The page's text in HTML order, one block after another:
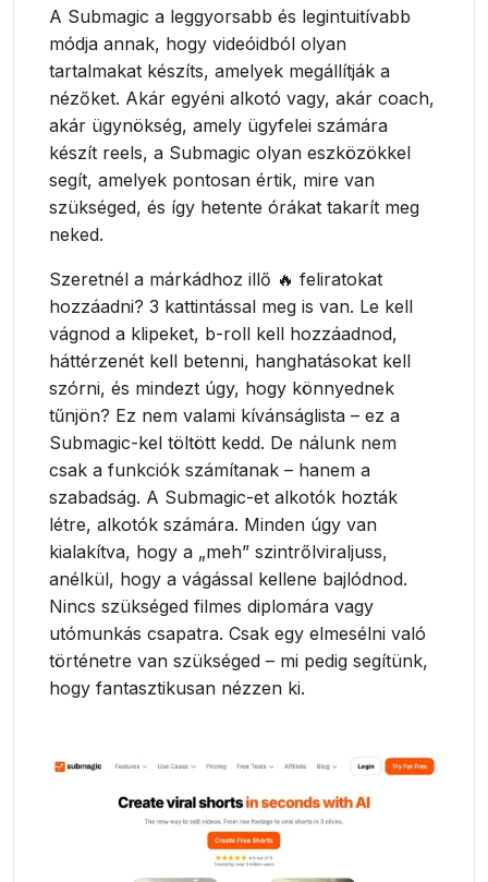
A Submagic a leggyorsabb és legintuitívabb
módja annak, hogy videóidból olyan
tartalmakat készíts, amelyek megállítják a
nézőket. Akár egyéni alkotó vagy, akár coach,
akár ügynökség, amely ügyfelei számára
készít reels, a Submagic olyan eszközökkel
segít, amelyek pontosan értik, mire van
szükséged, és így hetente órákat takarít meg
neked.
Szeretnél a márkádhoz illő 🔥 feliratokat
hozzáadni? 3 kattintással meg is van. Le kell
vágnod a klipeket, b-roll kell hozzáadnod,
háttérzenét kell betenni, hanghatásokat kell
szórni, és mindezt úgy, hogy könnyednek
tűnjön? Ez nem valami kívánságlista – ez a
Submagic-kel töltött kedd. De nálunk nem
csak a funkciók számítanak – hanem a
szabadság. A Submagic-et alkotók hozták
létre, alkotók számára. Minden úgy van
kialakítva, hogy a „meh” szintrőlviraljuss,
anélkül, hogy a vágással kellene bajlódnod.
Nincs szükséged filmes diplomára vagy
utómunkás csapatra. Csak egy elmesélni való
történetre van szükséged – mi pedig segítünk,
hogy fantasztikusan nézzen ki.